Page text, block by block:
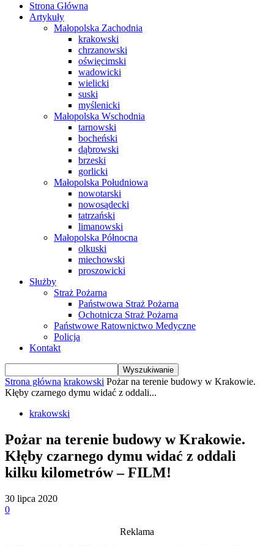
Strona Główna
Artykuły
Małopolska Zachodnia
krakowski
chrzanowski
oświęcimski
wadowicki
wielicki
suski
myślenicki
Małopolska Wschodnia
tarnowski
bocheński
dąbrowski
brzeski
gorlicki
Małopolska Południowa
nowotarski
nowosądecki
tatrzański
limanowski
Małopolska Północna
olkuski
miechowski
proszowicki
Służby
Straż Pożarna
Państwowa Straż Pożarna
Ochotnicza Straż Pożarna
Państwowe Ratownictwo Medyczne
Policja
Kontakt
Strona główna krakowski Pożar na terenie budowy w Krakowie.
Kłęby czarnego dymu widać z oddali...
krakowski
Pożar na terenie budowy w Krakowie.
Kłęby czarnego dymu widać z oddali
kilku kilometrów – FILM!
30 lipca 2020
0
Reklama